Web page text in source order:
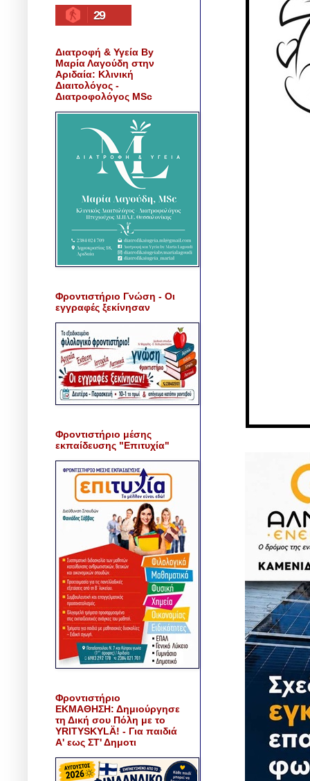
29
Διατροφή & Υγεία By
Μαρία Λαγούδη στην
Αριδαία: Κλινική
Διαιτολόγος -
Διατροφολόγος MSc
Φροντιστήριο Γνώση - Οι
εγγραφές ξεκίνησαν
Φροντιστήριο μέσης
εκπαίδευσης "Επιτυχία"
Φροντιστήριο
ΕΚΜΑΘΗΣΗ: Δημιούργησε
τη Δική σου Πόλη με το
YRITYSKYLÄ! - Για παιδιά
Α' εως ΣΤ' Δημοτι